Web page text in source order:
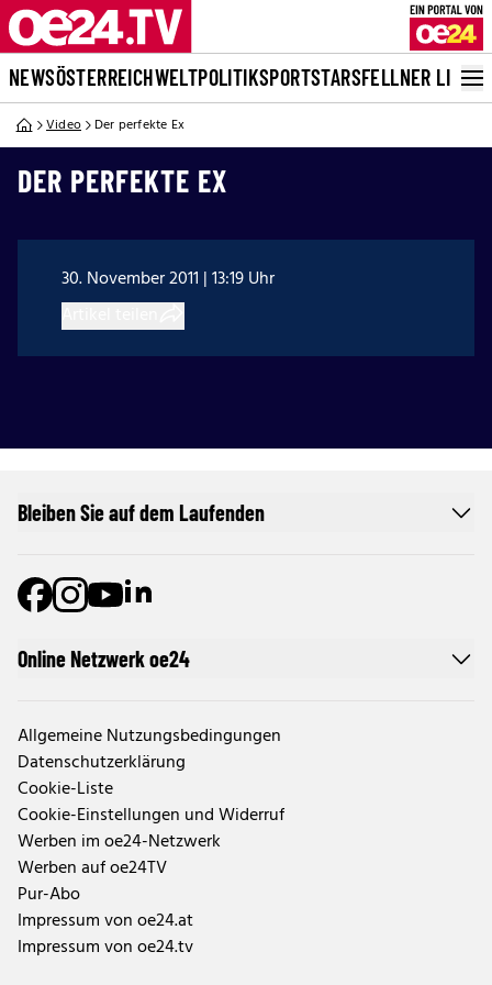
NEWSÖSTERREICHWELTPOLITIKSPORTSTARSFELLNER LIVE
Video Der perfekte Ex
DER PERFEKTE EX
30. November 2011 | 13:19 Uhr
Online Netzwerk oe24
Allgemeine Nutzungsbedingungen
Datenschutzerklärung
Cookie-Liste
Cookie-Einstellungen und Widerruf
Werben im oe24-Netzwerk
Werben auf oe24TV
Pur-Abo
Impressum von oe24.at
Impressum von oe24.tv
Bleiben Sie auf dem Laufenden